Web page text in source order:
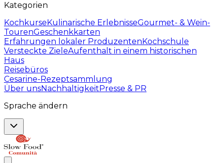
Kategorien
KochkurseKulinarische ErlebnisseGourmet- & Wein-
TourenGeschenkkarten
Erfahrungen lokaler ProduzentenKochschule
Versteckte ZieleAufenthalt in einem historischen
Haus
Reisebüros
Cesarine-Rezeptsammlung
Über unsNachhaltigkeitPresse & PR
Sprache ändern